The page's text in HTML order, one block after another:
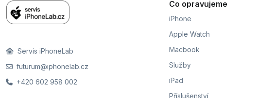
Servis iPhoneLab
futurum@iphonelab.cz
+420 602 958 002
Co opravujeme
iPhone
Apple Watch
Macbook
Služby
iPad
Příslušenství